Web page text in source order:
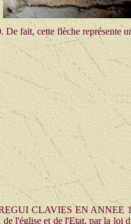
De fait, cette flèche représente
CLAVIES EN ANNEE
l'église et de l'Etat, par la loi